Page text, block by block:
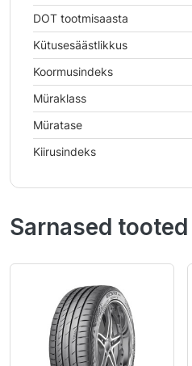
DOT tootmisaasta
Kütusesäästlikkus
Koormusindeks
Müraklass
Müratase
Kiirusindeks
Sarnased tooted